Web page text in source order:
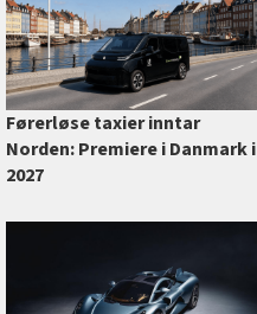
Førerløse taxier inntar
Norden: Premiere i Danmark i
2027